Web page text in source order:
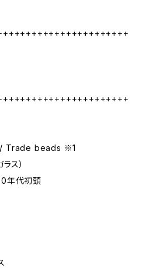
Trade beads ※1
ラス）
年代初頭